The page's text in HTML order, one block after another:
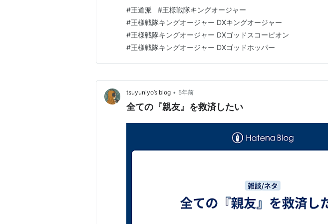
#王道派 #王様戦隊キングオージャー
#王様戦隊キングオージャー DXキングオージャー
#王様戦隊キングオージャー DXゴッドスコーピオン
#王様戦隊キングオージャー DXゴッドホッパー
tsuyuniyo’s blog • 5年前
全ての『親友』を救済したい